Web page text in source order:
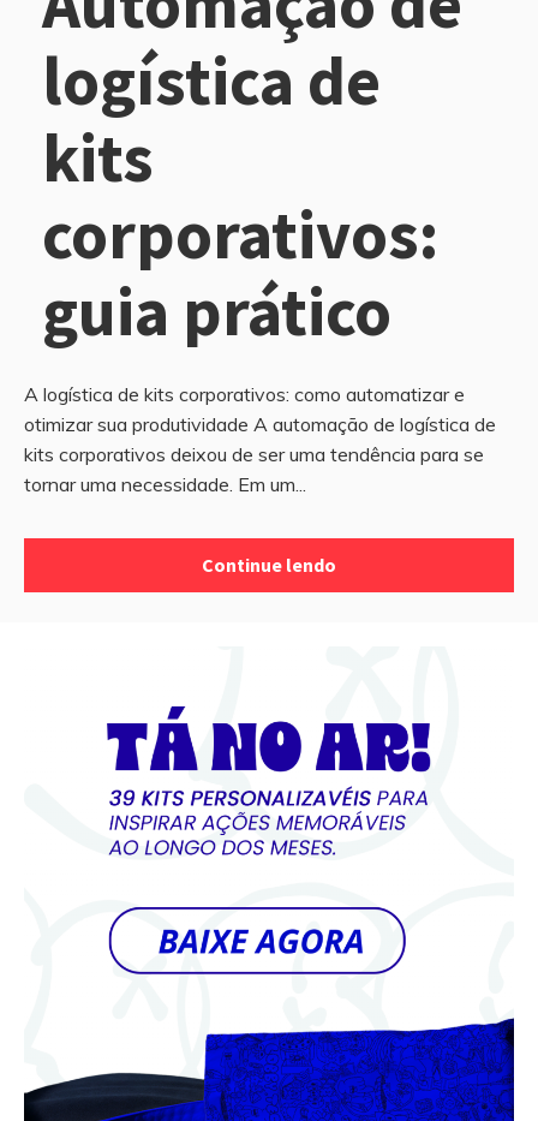
logística de
kits
corporativos:
guia prático
A logística de kits corporativos: como automatizar e
otimizar sua produtividade A automação de logística de
kits corporativos deixou de ser uma tendência para se
tornar uma necessidade. Em um...
Continue lendo